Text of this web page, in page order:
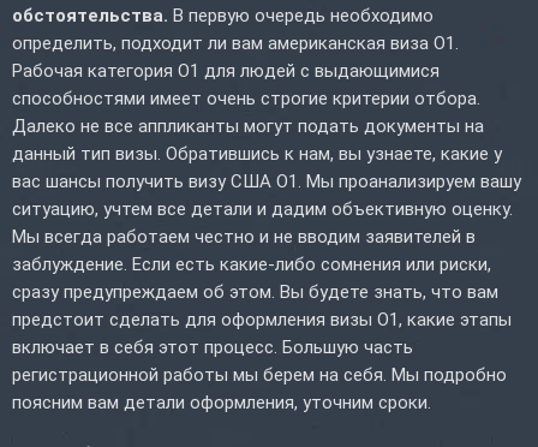
обстоятельства. В первую очередь необходимо
определить, подходит ли вам американская виза O1.
Рабочая категория O1 для людей с выдающимися
способностями имеет очень строгие критерии отбора.
Далеко не все аппликанты могут подать документы на
данный тип визы. Обратившись к нам, вы узнаете, какие у
вас шансы получить визу США O1. Мы проанализируем вашу
ситуацию, учтем все детали и дадим объективную оценку.
Мы всегда работаем честно и не вводим заявителей в
заблуждение. Если есть какие-либо сомнения или риски,
сразу предупреждаем об этом. Вы будете знать, что вам
предстоит сделать для оформления визы O1, какие этапы
включает в себя этот процесс. Большую часть
регистрационной работы мы берем на себя. Мы подробно
поясним вам детали оформления, уточним сроки.